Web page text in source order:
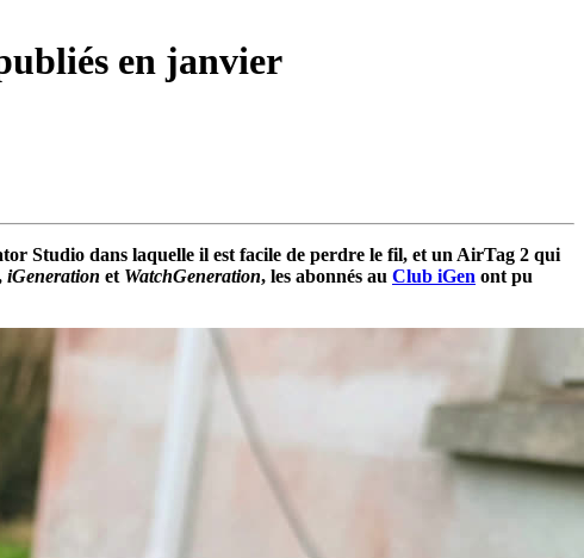
en janvier
Studio dans laquelle il est facile de perdre le fil, et un AirTag 2 qui
iGeneration et WatchGeneration, les abonnés au Club iGen ont pu